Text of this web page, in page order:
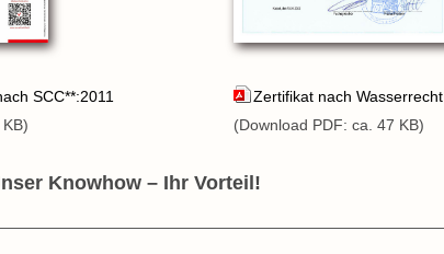
SCC**:2011
Zertifikat nach Wasserrecht
(Download PDF: ca. 47 KB)
Knowhow – Ihr Vorteil!